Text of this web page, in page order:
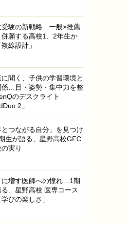
受験の新戦略…一般×推薦
併願する高校1、2年生か
線設計」
聞く、子供の学習環境と
係…目・姿勢・集中力を整
のデスクライト
2」
とつながる自分」を見つけ
生が語る、星野高校GFC
実り
に増す医師への憧れ…1期
、星野高校 医専コース
びの楽しさ」